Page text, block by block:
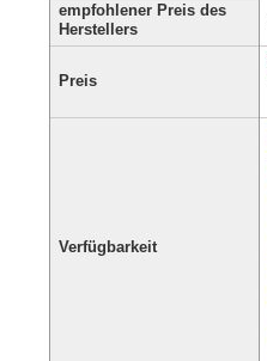
empfohlener Preis des
Herstellers
Preis
Verfügbarkeit